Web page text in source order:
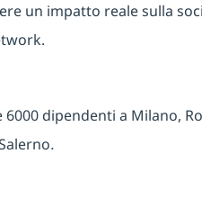
un impatto reale sulla
dipendenti a Milano,
.